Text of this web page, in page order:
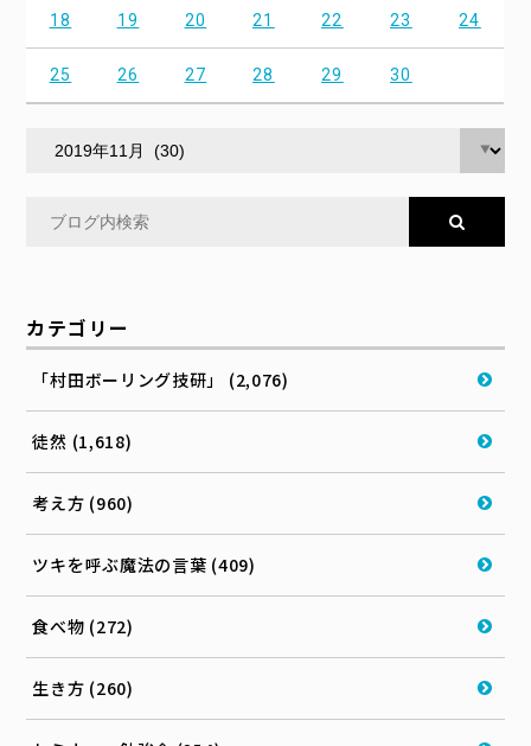
18 19 20 21 22 23 24
25 26 27 28 29 30
カテゴリー
「村田ボーリング技研」 (2,076)
徒然 (1,618)
考え方 (960)
ツキを呼ぶ魔法の言葉 (409)
食べ物 (272)
生き方 (260)